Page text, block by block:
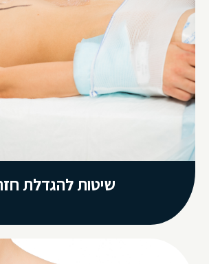
שיטות להגדלת